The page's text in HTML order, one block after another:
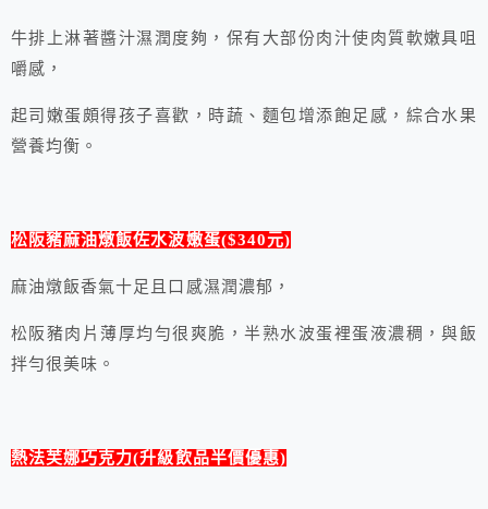
牛排上淋著醬汁濕潤度夠，保有大部份肉汁使肉質軟嫩具咀
嚼感，
起司嫩蛋頗得孩子喜歡，時蔬、麵包增添飽足感，綜合水果
營養均衡。
松阪豬麻油燉飯佐水波嫩蛋($340元)
麻油燉飯香氣十足且口感濕潤濃郁，
松阪豬肉片薄厚均勻很爽脆，半熟水波蛋裡蛋液濃稠，與飯
拌勻很美味。
熱法芙娜巧克力(升級飲品半價優惠)